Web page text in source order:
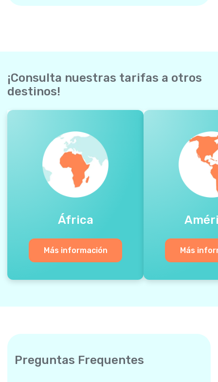
¡Consulta nuestras tarifas a otros
destinos!
África
Más información Más
Preguntas Frequentes